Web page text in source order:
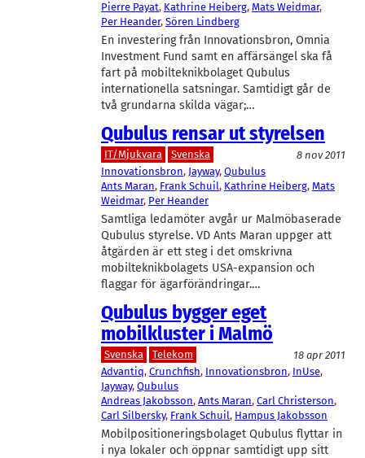
Pierre Payat, Kathrine Heiberg, Mats Weidmar
Per Heander, Sören Lindberg
En investering från Innovationsbron, Omnia
Investment Fund samt en affärsängel ska få
fart på mobilteknikbolaget Qubulus
internationella satsningar. Samtidigt går de
två grundarna skilda vägar;…
Qubulus rensar ut styrelsen
IT/Mjukvara Svenska
8 nov 2011
Innovationsbron, Jayway, Qubulus
Ants Maran, Frank Schuil, Kathrine Heiberg, Mats
Weidmar, Per Heander
Samtliga ledamöter avgår ur Malmöbaserade
Qubulus styrelse. VD Ants Maran uppger att
åtgärden är ett steg i det omskrivna
mobilteknikbolagets USA-expansion och
flaggar för ägarförändringar.…
Qubulus bygger eget
mobilkluster i Malmö
Svenska Telekom
18 apr 2011
Advantiq, Crunchfish, Innovationsbron, InUse
Jayway, Qubulus
Andreas Jakobsson, Ants Maran, Carl Christerson
Carl Silbersky, Frank Schuil, Hampus Jakobsson
Mobilpositioneringsbolaget Qubulus flyttar in
i nya lokaler och öppnar samtidigt upp sitt